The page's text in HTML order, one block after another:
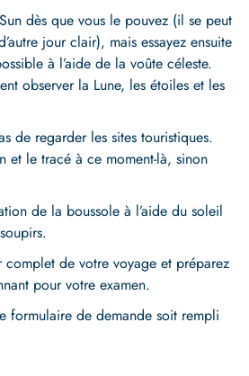
dès que vous le pouvez (il se peut
jour clair), mais essayez ensuite
à l’aide de la voûte céleste.
observer la Lune, les étoiles et les
de regarder les sites touristiques.
et le tracé à ce moment-là, sinon
de la boussole à l’aide du soleil
complet de votre voyage et préparez
pour votre examen.
formulaire de demande soit rempli